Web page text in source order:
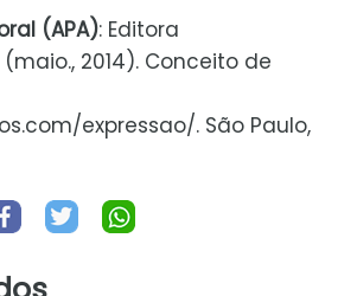
(APA): Editora
2014). Conceito de
expressao/. São Paulo,